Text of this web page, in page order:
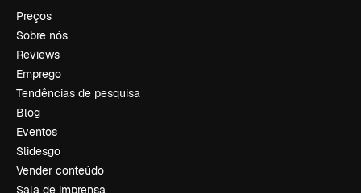
Preços
Sobre nós
Reviews
Emprego
Tendências de pesquisa
Blog
Eventos
Slidesgo
Vender conteúdo
Sala de imprensa